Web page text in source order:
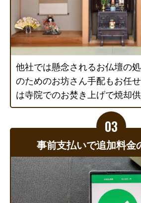
他社では懸念されるお仏壇の
のためのお坊さん手配もお任
は寺院でのお焚き上げで焼却供
事前支払いで追加料金